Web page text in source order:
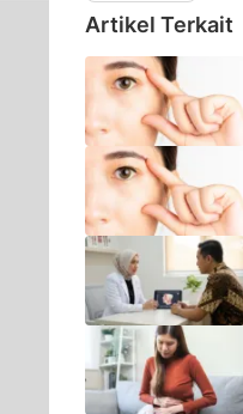
Artikel Terkait